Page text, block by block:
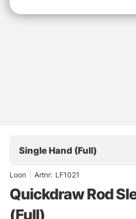
Single Hand (Full)
Loon Artnr: LF1021
Quickdraw Rod
(Full)